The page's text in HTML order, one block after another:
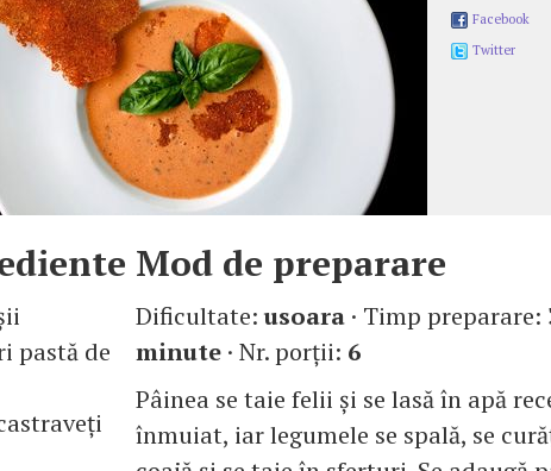
Facebook
Twitter
pastă de
Mod de preparare
Dificultate:usoara · Timp preparare:
minute · Nr. porţii: 6
Pâinea se taie felii şi se lasă în apă
înmuiat, iar legumele se spală, se